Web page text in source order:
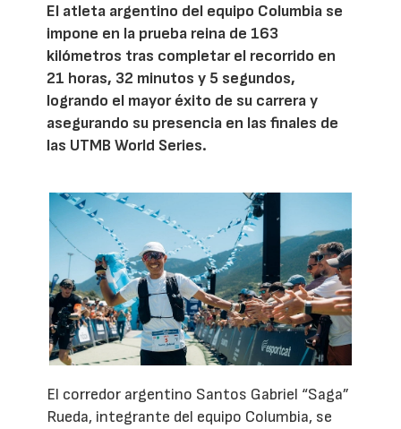
El atleta argentino del equipo Columbia se
impone en la prueba reina de 163
kilómetros tras completar el recorrido en
21 horas, 32 minutos y 5 segundos,
logrando el mayor éxito de su carrera y
asegurando su presencia en las finales de
las UTMB World Series.
El corredor argentino Santos Gabriel “Saga”
Rueda, integrante del equipo Columbia, se